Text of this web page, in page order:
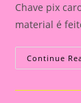
Chave pix
material é
Continue